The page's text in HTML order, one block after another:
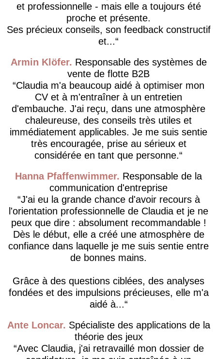
et professionnelle - mais elle a toujours été
proche et présente.
Ses précieux conseils, son feedback constructif
et...
Armin Klöfer
Responsable des systèmes de
vente de flotte B2B
Claudia m'a beaucoup aidé à optimiser mon
CV et à m'entraîner à un entretien
d'embauche. J'ai reçu, dans une atmosphère
chaleureuse, des conseils très utiles et
immédiatement applicables. Je me suis sentie
très encouragée, prise au sérieux et
considérée en tant que personne.
Hanna Pfaffenwimmer Responsable de la
communication d'entreprise
J'ai eu la grande chance d'avoir recours à
l'orientation professionnelle de Claudia et je ne
peux que dire : absolument recommandable !
Dès le début, elle a créé une atmosphère de
confiance dans laquelle je me suis sentie entre
de bonnes mains.
Grâce à des questions ciblées, des analyses
fondées et des impulsions précieuses, elle m'a
aidé à...
Ante Loncar
Spécialiste des applications de la
théorie des jeux
Avec Claudia, j'ai retravaillé mon dossier de